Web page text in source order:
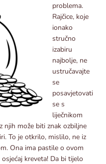
problema.
Rajčice, koje
ionako
stručno
izabiru
najbolje, ne
ustručavajte
se
posavjetovati
se s
liječnikom
njih može biti znak ozbiljne
To je otkrilo, mislilo, ne iz
Ona ima pastile o ovom
kreveta! Da bi tijelo